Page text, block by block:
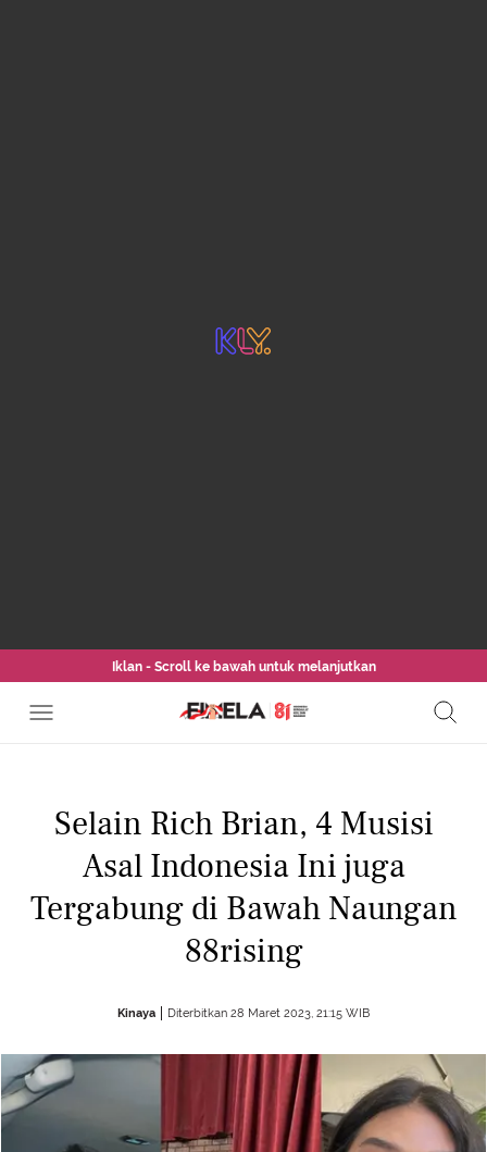
Iklan - Scroll ke bawah untuk melanjutkan
Selain Rich Brian, 4 Musisi
Asal Indonesia Ini juga
Tergabung di Bawah Naungan
88rising
Kinaya Diterbitkan 28 Maret 2023, 21:15 WIB